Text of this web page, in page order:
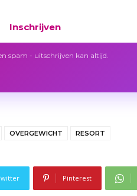
Inschrijven
spam - uitschrijven kan altijd.
OVERGEWICHT RESORT
Pinterest